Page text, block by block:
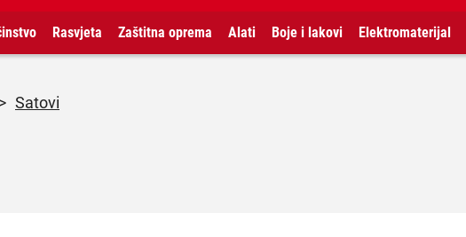
Rasvjeta Zaštitna oprema Alati Boje i lakovi Elektromaterijal
Satovi